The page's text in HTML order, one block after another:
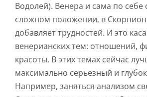
Водолей). Венера и сама по себе
сложном положении, в
добавляет трудностей. И это
венерианских тем: отношений,
красоты. В этих темах сейчас
максимально серьезный и
Например, заняться анализом